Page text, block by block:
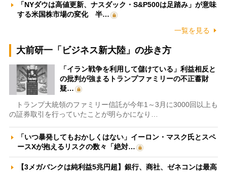
「NYダウは高値更新、ナスダック・S&P500は足踏み」が意味
する米国株市場の変化 半…
一覧を見る
大前研一「ビジネス新大陸」の歩き方
「イラン戦争を利用して儲けている」利益相反と
の批判が強まるトランプファミリーの不正蓄財
疑…
トランプ大統領のファミリー信託が今年1～3月に3000回以上も
の証券取引を行っていたことが明らかになり…
「いつ暴発してもおかしくはない」イーロン・マスク氏とスペ
ースXが抱えるリスクの数々「絶対…
【3メガバンクは純利益5兆円超】銀行、商社、ゼネコンは最高